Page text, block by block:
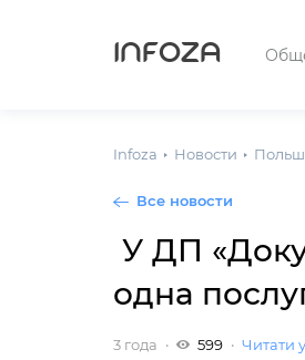
INFOZA
Infoza Новости
Все новости
У ДП
одна
3 года 599 Читати